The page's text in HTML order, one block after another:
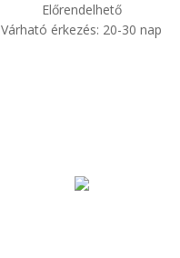
Előrendelhető
Várható érkezés: 20-30 nap